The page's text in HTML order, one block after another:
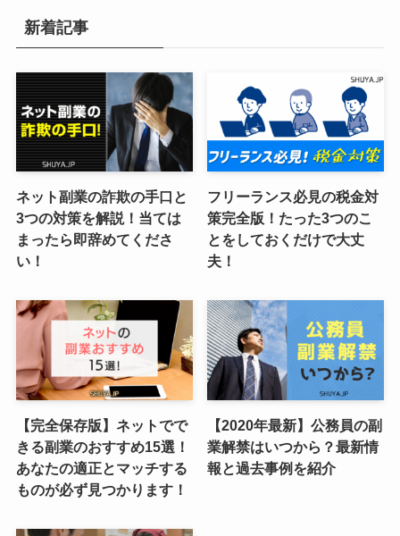
新着記事
ネット副業の詐欺の手口と
3つの対策を解説！当ては
まったら即辞めてくださ
い！
フリーランス必見の税金対
策完全版！たった3つのこ
とをしておくだけで大丈
夫！
【完全保存版】ネットでで
きる副業のおすすめ15選！
あなたの適正とマッチする
ものが必ず見つかります！
【2020年最新】公務員の副
業解禁はいつから？最新情
報と過去事例を紹介